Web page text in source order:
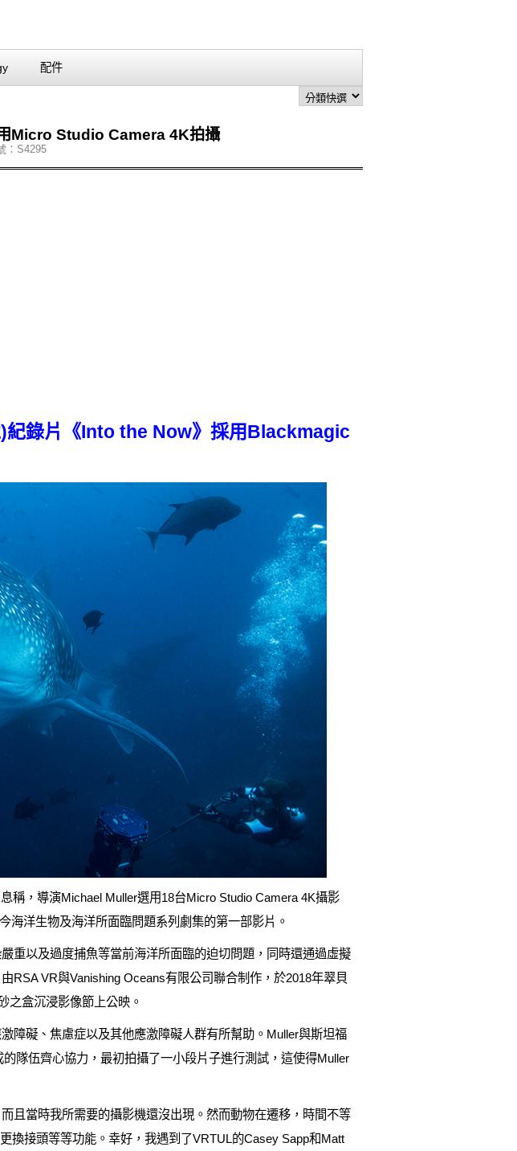
配件
Micro Studio Camera 4K拍攝
：S4295
紀錄片《Into the Now》採用Blackmagic
稱，導演Michael Muller選用18台Micro Studio Camera 4K攝影
洋生物及海洋所面臨問題系列劇集的第一部影片。
重以及過度捕魚等當前海洋所面臨的迫切問題，同時還通過虛擬
RSA VR與Vanishing Oceans有限公司聯合制作，於2018年翠貝
之盒沉浸影像節上公映。
障礙、焦慮症以及其他應激障礙人群有所幫助。Muller與斯坦福
隊伍齊心協力，最初拍攝了一小段片子進行測試，這使得Muller
且當時我所需要的攝影機還沒出現。然而動物在遷移，時間不等
換接頭等等功能。幸好，我遇到了VRTUL的Casey Sapp和Matt